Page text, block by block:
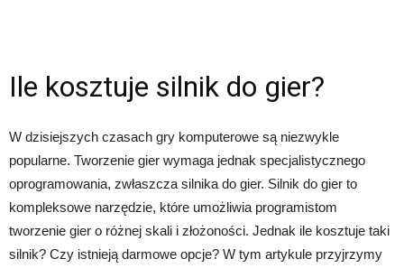
Ile kosztuje silnik do gier?
W dzisiejszych czasach gry komputerowe są niezwykle
popularne. Tworzenie gier wymaga jednak specjalistycznego
oprogramowania, zwłaszcza silnika do gier. Silnik do gier to
kompleksowe narzędzie, które umożliwia programistom
tworzenie gier o różnej skali i złożoności. Jednak ile kosztuje taki
silnik? Czy istnieją darmowe opcje? W tym artykule przyjrzymy